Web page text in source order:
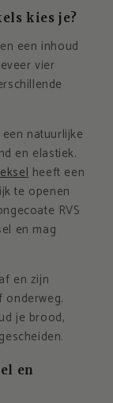
kies je?
een inhoud
vier
natuurlijke
en elastiek.
heeft een
te openen
RVS
en mag
en zijn
je brood,
en